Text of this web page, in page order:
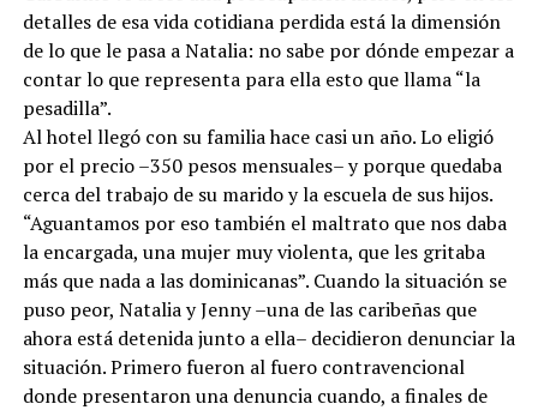
detalles de esa vida cotidiana perdida está la dimensión
de lo que le pasa a Natalia: no sabe por dónde empezar a
contar lo que representa para ella esto que llama “la
pesadilla”.
Al hotel llegó con su familia hace casi un año. Lo eligió
por el precio –350 pesos mensuales– y porque quedaba
cerca del trabajo de su marido y la escuela de sus hijos.
“Aguantamos por eso también el maltrato que nos daba
la encargada, una mujer muy violenta, que les gritaba
más que nada a las dominicanas”. Cuando la situación se
puso peor, Natalia y Jenny –una de las caribeñas que
ahora está detenida junto a ella– decidieron denunciar la
situación. Primero fueron al fuero contravencional
donde presentaron una denuncia cuando, a finales de